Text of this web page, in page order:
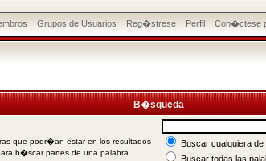
Grupos de Usuarios Reg�strese Perfil Con�ctese
B�squeda
que podr�an estar en los resultados
b�scar partes de una palabra
Buscar cualquiera
Buscar todas las